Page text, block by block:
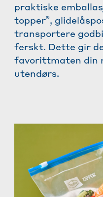
praktiske
topper®,
transportere
ferskt. Dette gir
favorittmaten din
utendørs.